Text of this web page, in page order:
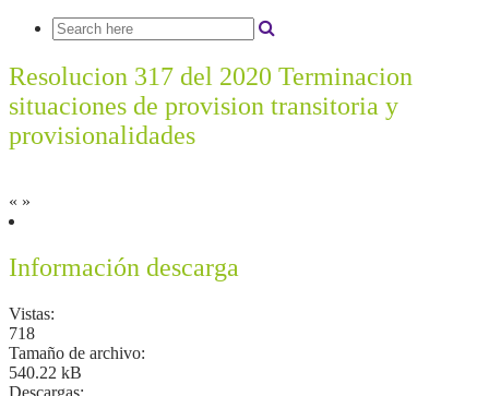
Resolucion 317 del 2020 Terminacion
situaciones de provision transitoria y
provisionalidades
« »
Información descarga
Vistas:
718
Tamaño de archivo:
540.22 kB
Descargas: